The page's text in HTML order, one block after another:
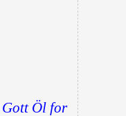
Gott Öl for